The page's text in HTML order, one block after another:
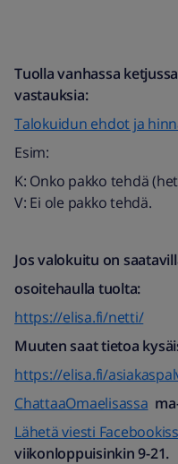
Tuolla vanhassa
vastauksia:
Talokuidun ehdot ja
Esim:
K: Onko pakko tehdä
V: Ei ole pakko tehdä.
Jos valokuitu on
osoitehaulla tuolta:
https://elisa.fi/netti/
Muuten saat tietoa
https://elisa.fi/
ChattaaOmaelisassa
Lähetä viesti
viikonloppuisinkin 9-21.